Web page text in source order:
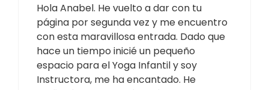
Hola Anabel. He vuelto a dar con tu
página por segunda vez y me encuentro
con esta maravillosa entrada. Dado que
hace un tiempo inicié un pequeño
espacio para el Yoga Infantil y soy
Instructora, me ha encantado. He